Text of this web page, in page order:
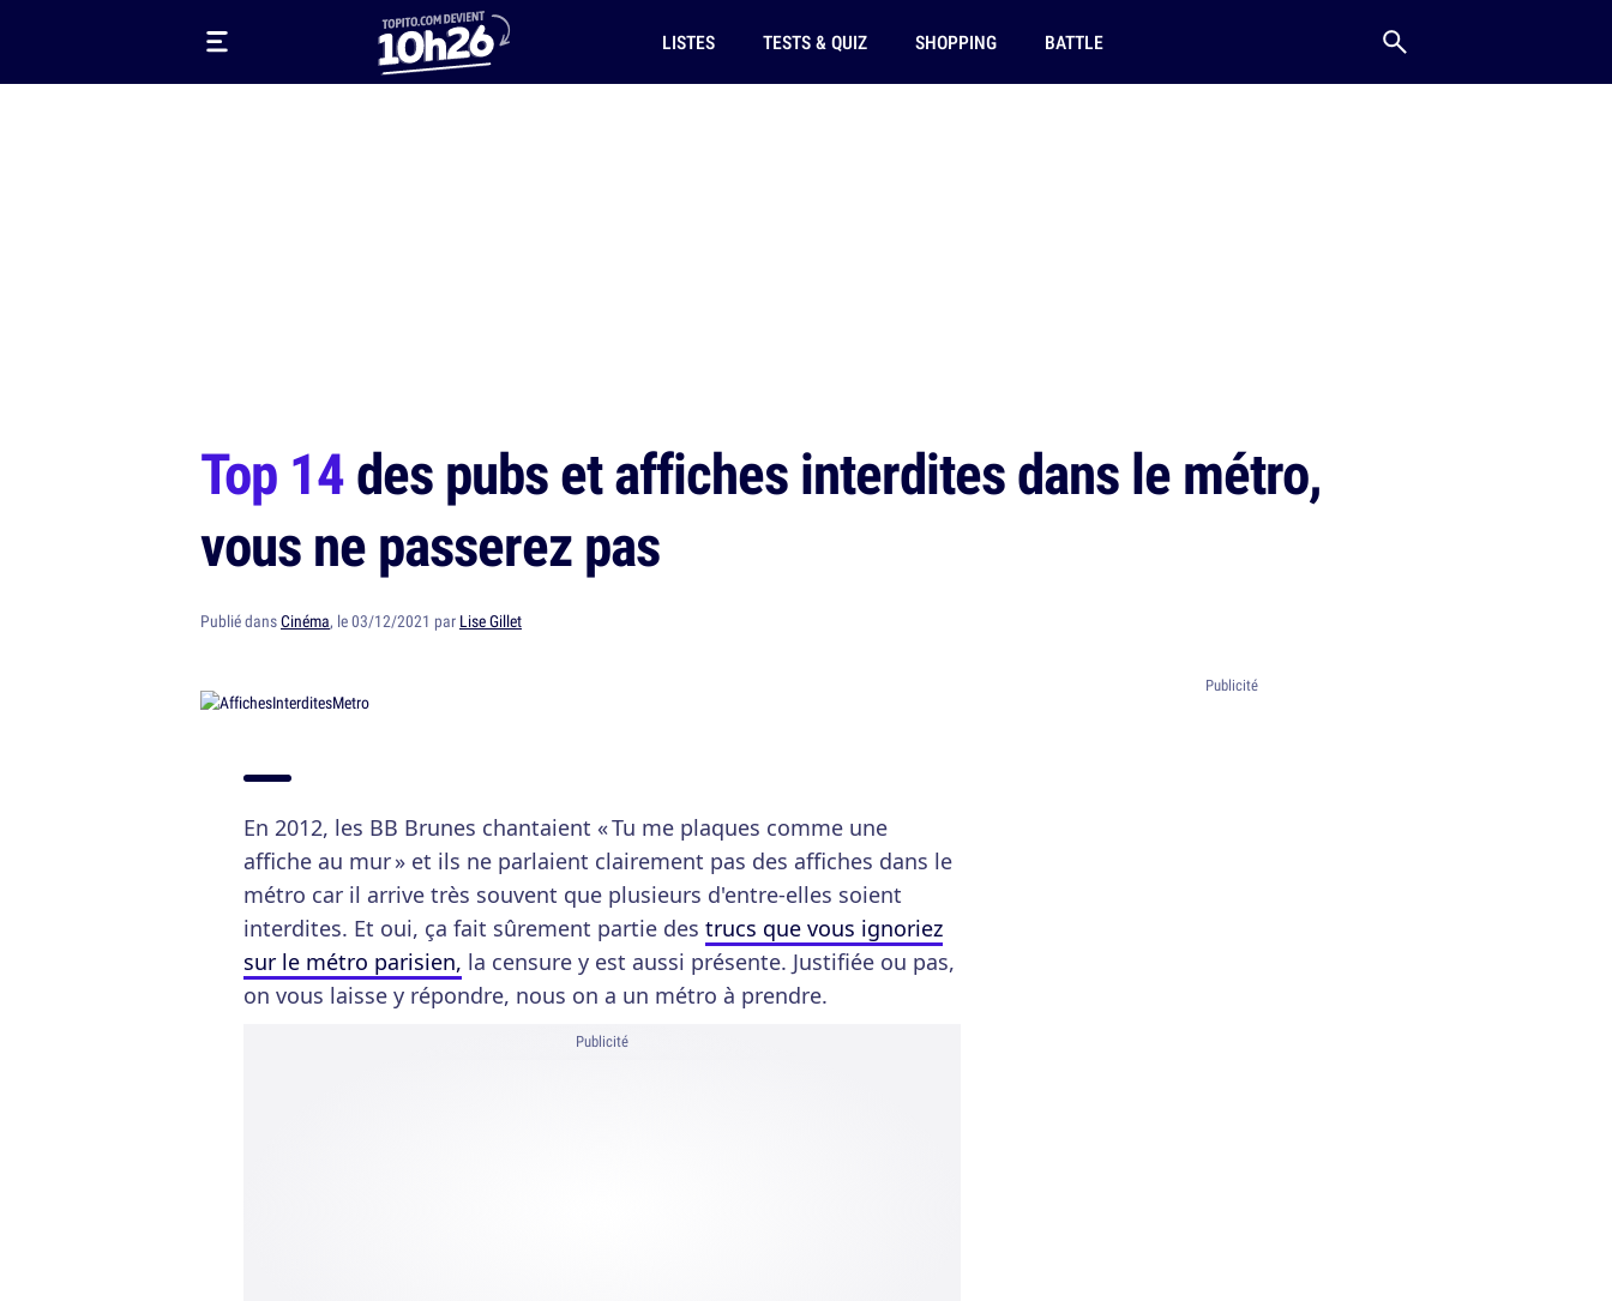
LISTES TESTS & QUIZ SHOPPING BATTLE
Top 14des pubs et affiches interdites dans le métro,
vous ne passerez pas
Publié dansCinéma, le 03/12/2021 par Lise Gillet
En 2012, les BB Brunes chantaient « Tu me plaques comme une
affiche au mur » et ils ne parlaient clairement pas des affiches dans le
métro car il arrive très souvent que plusieurs d'entre-elles soient
interdites. Et oui, ça fait sûrement partie des trucs que vous ignoriez
sur le métro parisien, la censure y est aussi présente. Justifiée ou pas,
on vous laisse y répondre, nous on a un métro à prendre.
Publicité